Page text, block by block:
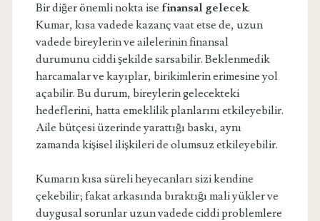
Bir diğer önemli nokta ise finansal gelecek.
Kumar, kısa vadede kazanç vaat etse de, uzun
vadede bireylerin ve ailelerinin finansal
durumunu ciddi şekilde sarsabilir. Beklenmedik
harcamalar ve kayıplar, birikimlerin erimesine yol
açabilir. Bu durum, bireylerin gelecekteki
hedeflerini, hatta emeklilik planlarını etkileyebilir.
Aile bütçesi üzerinde yarattığı baskı, aynı
zamanda kişisel ilişkileri de olumsuz etkileyebilir.
Kumarın kısa süreli heyecanları sizi kendine
çekebilir; fakat arkasında bıraktığı mali yükler ve
duygusal sorunlar uzun vadede ciddi problemlere